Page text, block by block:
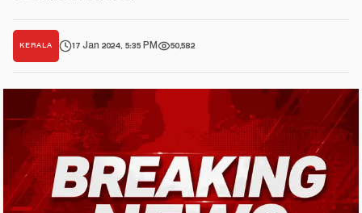
KERALA 17 Jan 2024, 5:35 PM 50,582